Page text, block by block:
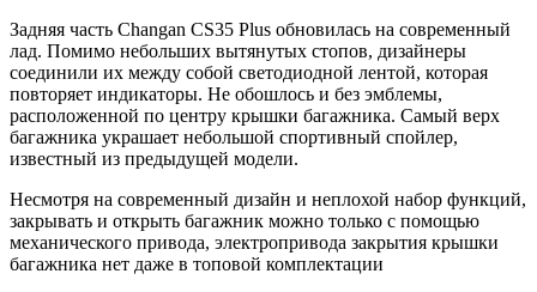
Задняя часть Changan CS35 Plus обновилась на современный
лад. Помимо небольших вытянутых стопов, дизайнеры
соединили их между собой светодиодной лентой, которая
повторяет индикаторы. Не обошлось и без эмблемы,
расположенной по центру крышки багажника. Самый верх
багажника украшает небольшой спортивный спойлер,
известный из предыдущей модели.
Несмотря на современный дизайн и неплохой набор функций,
закрывать и открыть багажник можно только с помощью
механического привода, электропривода закрытия крышки
багажника нет даже в топовой комплектации